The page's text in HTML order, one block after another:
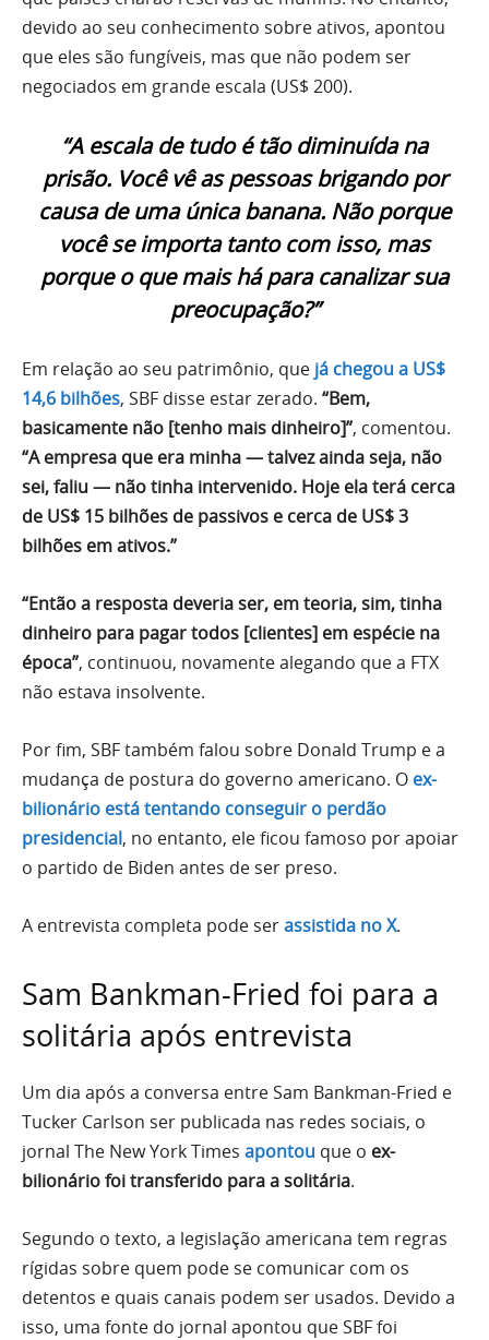
devido ao seu conhecimento sobre ativos, apontou
que eles são fungíveis, mas que não podem ser
negociados em grande escala (US$ 200).
“A escala de tudo é tão diminuída na
prisão. Você vê as pessoas brigando por
causa de uma única banana. Não porque
você se importa tanto com isso, mas
porque o que mais há para canalizar sua
preocupação?”
Em relação ao seu patrimônio, que já chegou a US$
14,6 bilhões, SBF disse estar zerado. “Bem,
basicamente não [tenho mais dinheiro]”, comentou.
“A empresa que era minha — talvez ainda seja, não
sei, faliu — não tinha intervenido. Hoje ela terá cerca
de US$ 15 bilhões de passivos e cerca de US$ 3
bilhões em ativos.”
“Então a resposta deveria ser, em teoria, sim, tinha
dinheiro para pagar todos [clientes] em espécie na
época”, continuou, novamente alegando que a FTX
não estava insolvente.
Por fim, SBF também falou sobre Donald Trump e a
mudança de postura do governo americano. O ex-
bilionário está tentando conseguir o perdão
presidencial, no entanto, ele ficou famoso por apoiar
o partido de Biden antes de ser preso.
A entrevista completa pode serassistida no X.
Sam Bankman-Fried foi para a
solitária após entrevista
Um dia após a conversa entre Sam Bankman-Fried e
Tucker Carlson ser publicada nas redes sociais, o
jornal The New York Times apontou que o ex-
bilionário foi transferido para a solitária.
Segundo o texto, a legislação americana tem regras
rígidas sobre quem pode se comunicar com os
detentos e quais canais podem ser usados. Devido a
isso, uma fonte do jornal apontou que SBF foi